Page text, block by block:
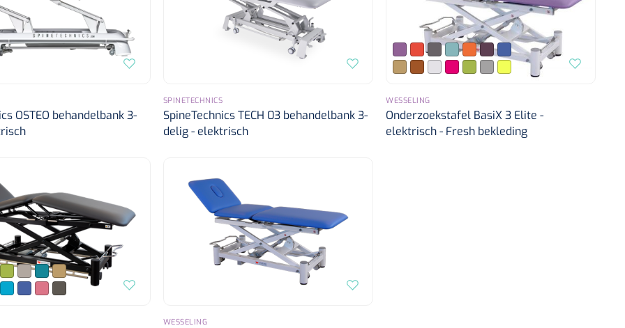
OSTEO behandelbank 3-
SPINETECHNICS
SpineTechnics TECH 03 behandelbank 3-
delig - elektrisch
WESSELING
Onderzoekstafel BasiX 3 Elite -
elektrisch - Fresh bekleding
WESSELING